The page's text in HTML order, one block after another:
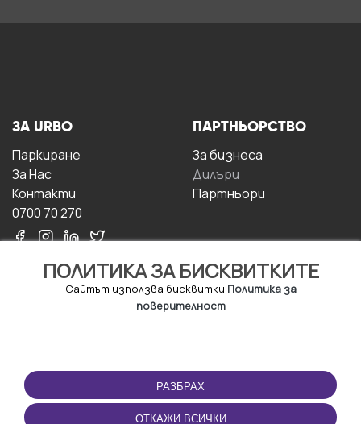
ПОЛИТИКА ЗА БИСКВИТКИТЕ
Сайтът използва бисквитки Политика за
поверителност
РАЗБРАХ
ОТКАЖИ ВСИЧКИ
ЗА URBO
Паркиране
За Hас
Контакти
0700 70 270
ПАРТНЬОРСТВО
За бизнесa
Дилъри
Партньори
ПОЛЗВАНЕ
Правила и условия за
ползване
ПРИЛОЖЕНИЕТО